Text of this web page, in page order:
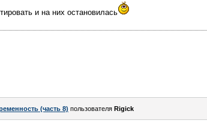
и на них остановилась
(часть 8) пользователя Rigick